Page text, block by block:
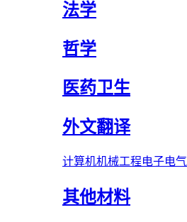
法学
哲学
医药卫生
外文翻译
计算机机械工程电子电气
其他材料